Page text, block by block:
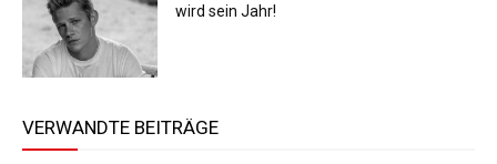
wird sein Jahr!
VERWANDTE BEITRÄGE